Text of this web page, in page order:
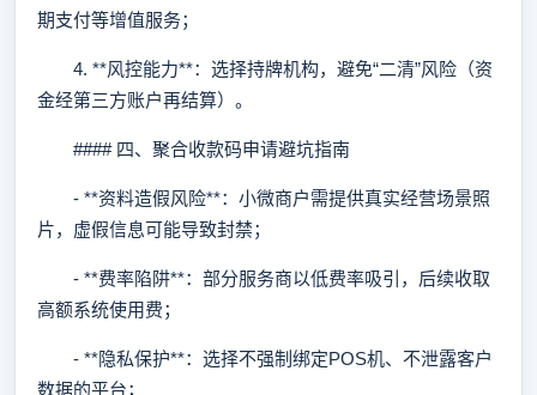
期支付等增值服务；
4. **风控能力**：选择持牌机构，避免“二清”风险（资
金经第三方账户再结算）。
#### 四、聚合收款码申请避坑指南
- **资料造假风险**：小微商户需提供真实经营场景照
片，虚假信息可能导致封禁；
- **费率陷阱**：部分服务商以低费率吸引，后续收取
高额系统使用费；
- **隐私保护**：选择不强制绑定POS机、不泄露客户
数据的平台；